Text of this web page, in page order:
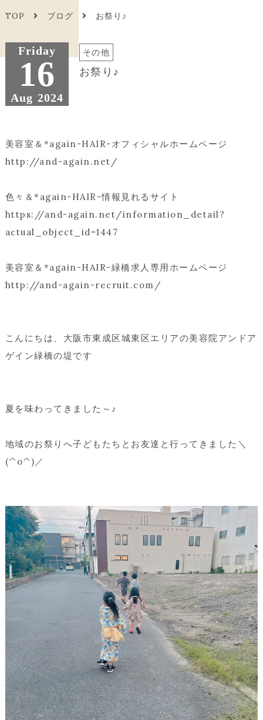
TOP ブログ お祭り♪
Friday
16
Aug 2024
その他
お祭り♪
美容室＆*again-HAIR-オフィシャルホームページ
http://and-again.net/
色々＆*again-HAIR-情報見れるサイト
https://and-again.net/information_detail?
actual_object_id=1447
美容室＆*again-HAIR-緑橋求人専用ホームページ
http://and-again-recruit.com/
こんにちは、大阪市東成区城東区エリアの美容院アンドア
ゲイン緑橋の堤です
夏を味わってきました～♪
地域のお祭りへ子どもたちとお友達と行ってきました＼
(^o^)／